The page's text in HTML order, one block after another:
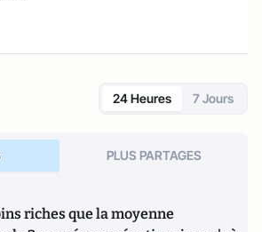
24 Heures 7 Jours
PLUS PARTAGES
riches que la moyenne